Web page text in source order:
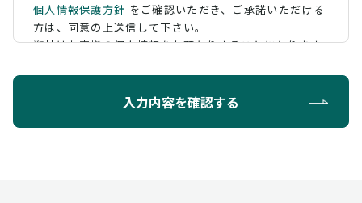
個人情報保護方針 をご確認いただき、 ご承諾いただける
方は、同意の上送信して下さい。
弊社はお客様の個人情報をお預かりすることになります
ように定め、保護に努めております。
入力内容を確認する